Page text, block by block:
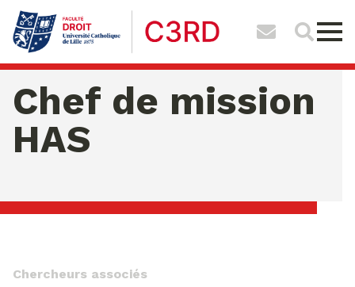
Chef de mission
HAS
Chercheurs associés